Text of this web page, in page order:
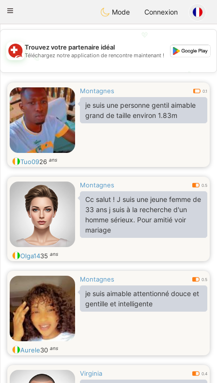
Suissi
Toggle
Mode Connexion
💖
💕
Trouvez votre partenaire idéal
Téléchargez notre application de rencontre maintenant !
Montagnes 0.1
je suis une personne gentil aimable
grand de taille environ 1.83m
Tuo0926 ans
Montagnes 0.5
Cc salut ! J suis une jeune femme de
33 ans j suis à la recherche d'un
homme sérieux. Pour amitié voir
mariage
Olga1435 ans
Montagnes 0.5
je suis aimable attentionné douce et
gentille et intelligente
Aurele30 ans
Virginia 0.4